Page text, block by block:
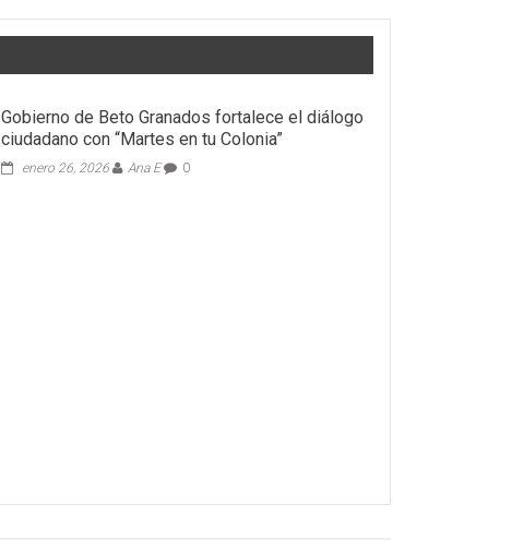
Gobierno de Beto Granados fortalece el diálogo
ciudadano con “Martes en tu Colonia”
enero 26, 2026 Ana E 0